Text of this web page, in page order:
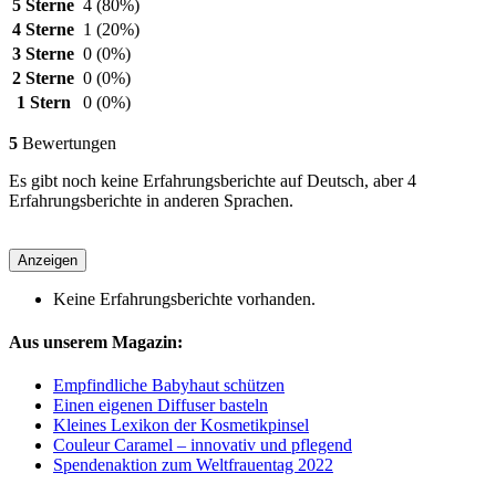
5 Sterne 4 (80%)
4 Sterne 1 (20%)
3 Sterne 0 (0%)
2 Sterne 0 (0%)
1 Stern
0 (0%)
5 Bewertungen
Es gibt noch keine Erfahrungsberichte auf Deutsch, aber 4
Erfahrungsberichte in anderen Sprachen.
Anzeigen
Keine Erfahrungsberichte vorhanden.
Aus unserem Magazin:
Empfindliche Babyhaut schützen
Einen eigenen Diffuser basteln
Kleines Lexikon der Kosmetikpinsel
Couleur Caramel – innovativ und pflegend
Spendenaktion zum Weltfrauentag 2022